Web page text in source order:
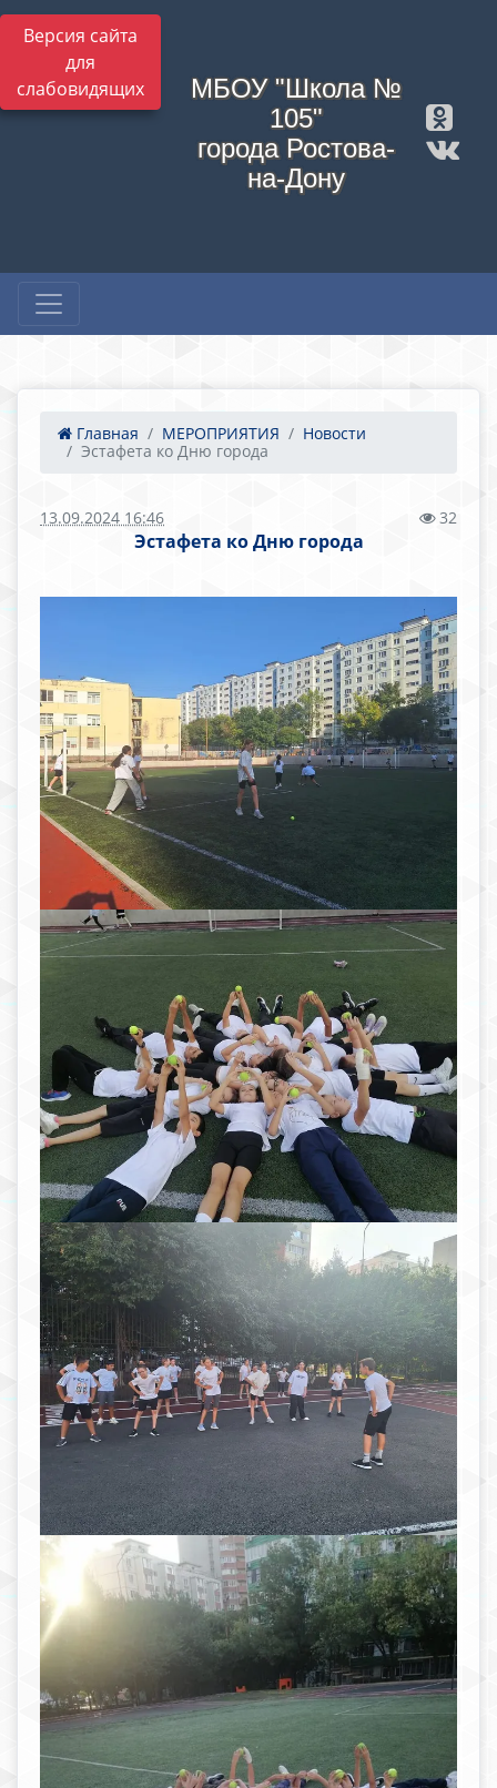
Версия сайта
для
слабовидящих
МБОУ "Школа №
105"
города Ростова-
на-Дону
Главная МЕРОПРИЯТИЯ
Новости
Эстафета ко Дню города
13.09.2024 16:46 32
Эстафета ко Дню города